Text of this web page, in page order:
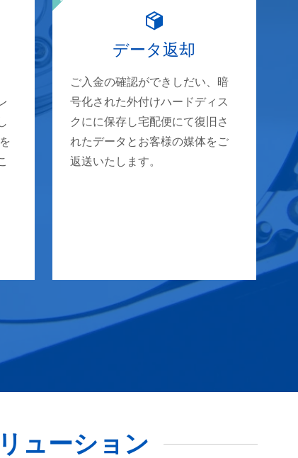
データ返却
ご入金の確認ができしだい、暗
号化された外付けハードディス
クにに保存し宅配便にて復旧さ
れたデータとお客様の媒体をご
返送いたします。
ューション